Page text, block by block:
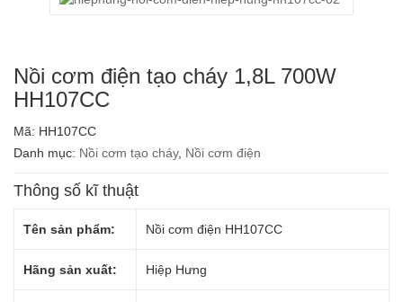
Nồi cơm điện tạo cháy 1,8L 700W
HH107CC
Mã: HH107CC
Danh mục: Nồi cơm tạo cháy, Nồi cơm điện
Thông số kĩ thuật
Tên sản phẩm: Nồi cơm điện HH107CC
Hãng sản xuất: Hiệp Hưng